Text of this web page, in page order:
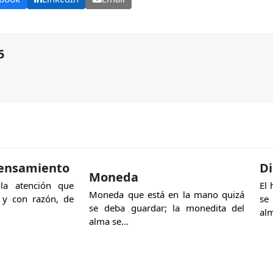
atención que
con razón, de
Moneda
Moneda que está en la mano quizá
se deba guardar; la monedita del
alma se…
El